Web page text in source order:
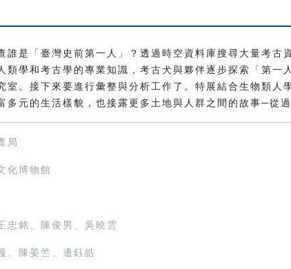
誰是「臺灣史前第一人」？透過時空資料庫搜尋大量考古
類學和考古學的專業知識，考古犬與夥伴逐步探索「第一
室。接下來要進行彙整與分析工作了。特展結合生物類人
多元的生活樣貌，也接露更多土地與人群之間的故事─從
局
化博物館
忠銘、陳俊男、吳曉雲
、陳晏竺、邊鈺皓